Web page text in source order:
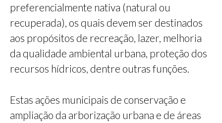
preferencialmente nativa (natural ou
recuperada), os quais devem ser destinados
aos propósitos de recreação, lazer, melhoria
da qualidade ambiental urbana, proteção dos
recursos hídricos, dentre outras funções.
Estas ações municipais de conservação e
ampliação da arborização urbana e de áreas